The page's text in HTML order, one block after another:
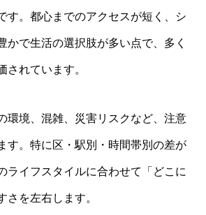
す。都心までのアクセスが短く、シ
かで生活の選択肢が多い点で、多く
されています。
環境、混雑、災害リスクなど、注意
す。特に区・駅別・時間帯別の差が
ライフスタイルに合わせて「どこに
さを左右します。